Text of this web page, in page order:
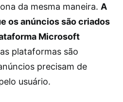
da mesma maneira. A
os anúncios são criados
Microsoft
plataformas são
precisam de
usuário.